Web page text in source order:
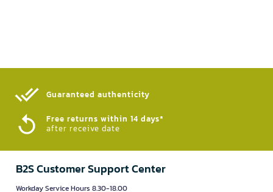
Guaranteed authenticity​
Free returns within 14 days*
after receive date
B2S Customer Support Center
Workday Service Hours 8.30-18.00